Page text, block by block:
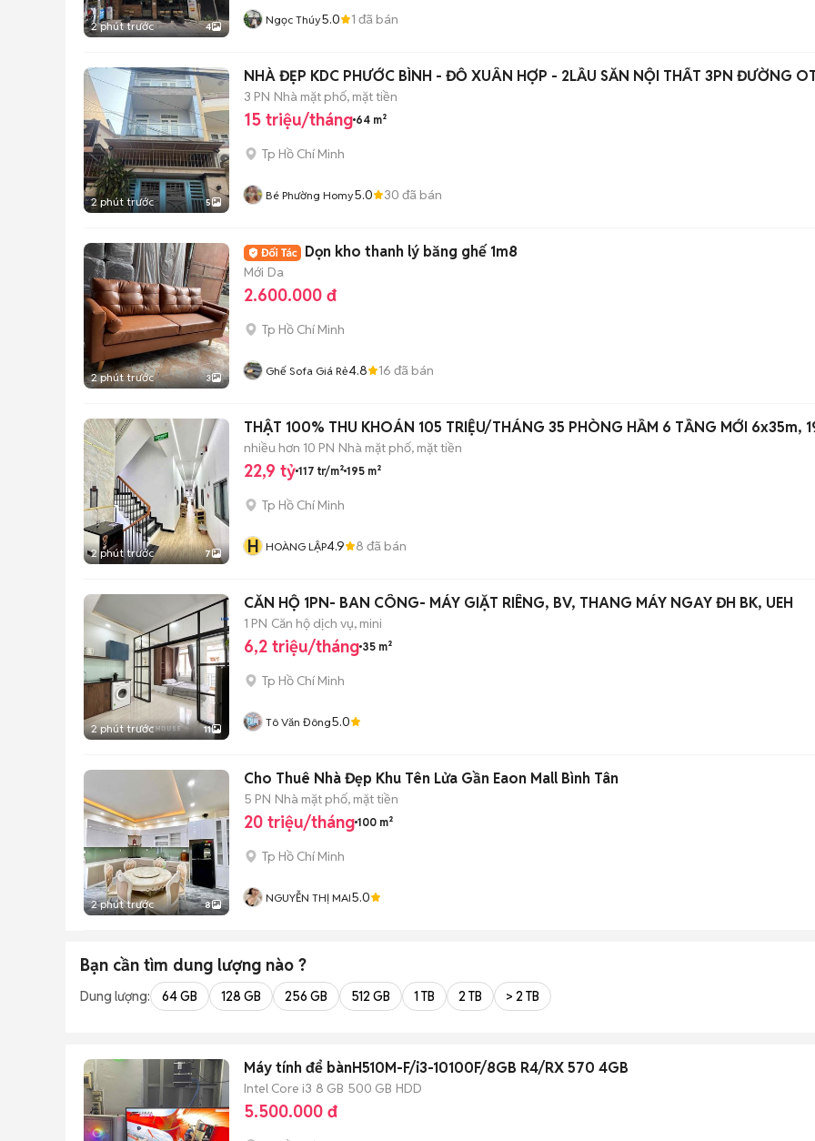
2 phút trước 4 Ngọc Thúy5.0 1 đã bán
2 phút trước 5
NHÀ ĐẸP KDC PHƯỚC BÌNH - ĐỖ XUÂN HỢP - 2LẦU SẴN NỘI THẤT 3PN ĐƯỜNG
3 PN Nhà mặt phố, mặt tiền
15 triệu/tháng 64 m²
Tp Hồ Chí Minh
Bé Phường Homy5.0 30 đã bán
2 phút trước 3
Dọn kho thanh lý băng ghế 1m8
Mới Da
2.600.000 đ
Tp Hồ Chí Minh
Ghế Sofa Giá Rẻ4.8 16 đã bán
2 phút trước 7
THẬT 100% THU KHOÁN 105 TRIỆU/THÁNG 35 PHÒNG HẦM 6 TẦNG MỚI 6x35m,
nhiều hơn 10 PN Nhà mặt phố, mặt tiền
22,9 tỷ 117 tr/m² 195 m²
Tp Hồ Chí Minh
H HOÀNG LẬP4.9 8 đã bán
2 phút trước 11
CĂN HỘ 1PN- BAN CÔNG- MÁY GIẶT RIÊNG, BV, THANG MÁY NGAY ĐH BK, UEH
1 PN Căn hộ dịch vụ, mini
6,2 triệu/tháng 35 m²
Tp Hồ Chí Minh
Tô Văn Đông5.0
2 phút trước 8
Cho Thuê Nhà Đẹp Khu Tên Lửa Gần Eaon Mall Bình Tân
5 PN Nhà mặt phố, mặt tiền
20 triệu/tháng 100 m²
Tp Hồ Chí Minh
NGUYỄN THỊ MAI5.0
Bạn cần tìm dung lượng nào ?
Dung lượng: 64 GB 128 GB 256 GB 512 GB 1 TB 2 TB > 2 TB
Máy tính để bànH510M-F/i3-10100F/8GB R4/RX 570 4GB
Intel Core i3 8 GB 500 GB HDD
5.500.000 đ